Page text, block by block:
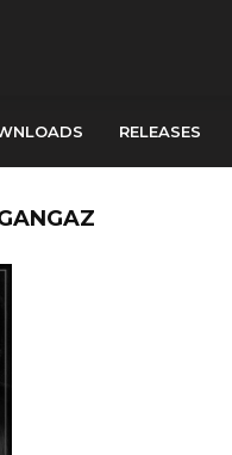
RELEASES